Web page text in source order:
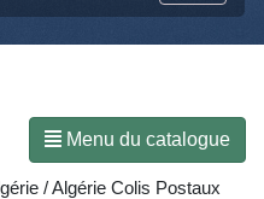
Menu du catalogue
/ Algérie Colis Postaux